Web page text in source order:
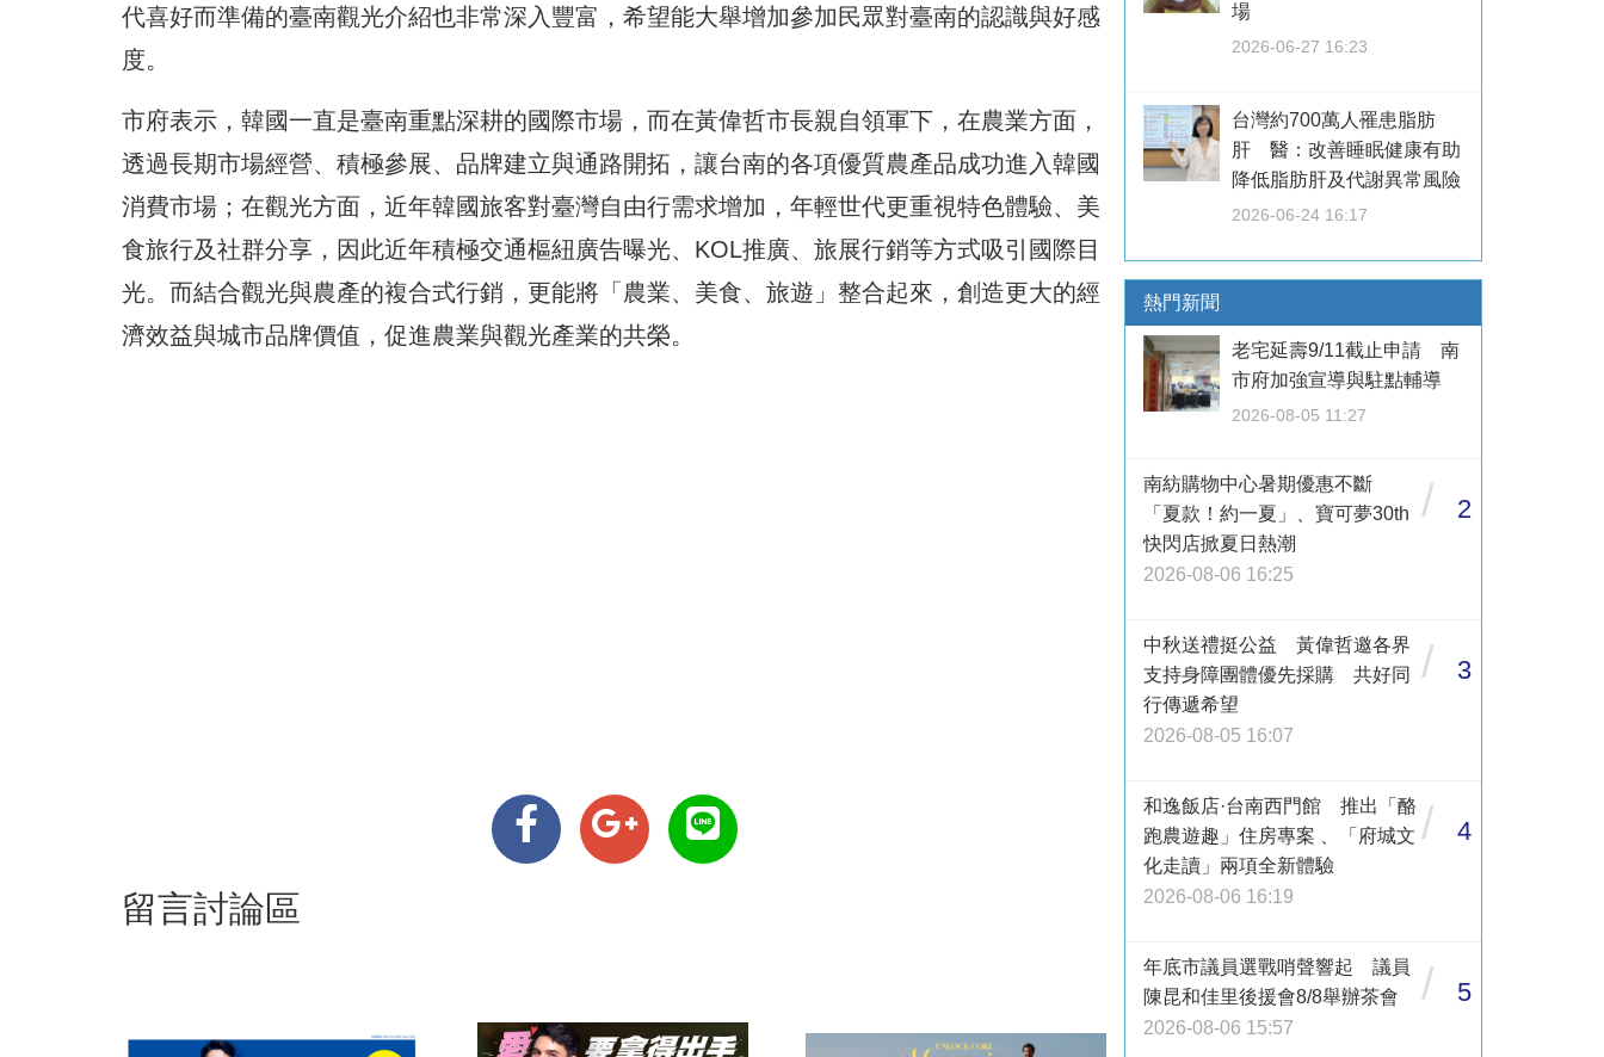
代喜好而準備的臺南觀光介紹也非常深入豐富，希望能大舉增加參加民眾對臺南的認識與好感
度。
市府表示，韓國一直是臺南重點深耕的國際市場，而在黃偉哲市長親自領軍下，在農業方面，
透過長期市場經營、積極參展、品牌建立與通路開拓，讓台南的各項優質農產品成功進入韓國
消費市場；在觀光方面，近年韓國旅客對臺灣自由行需求增加，年輕世代更重視特色體驗、美
食旅行及社群分享，因此近年積極交通樞紐廣告曝光、KOL推廣、旅展行銷等方式吸引國際目
光。而結合觀光與農產的複合式行銷，更能將「農業、美食、旅遊」整合起來，創造更大的經
濟效益與城市品牌價值，促進農業與觀光產業的共榮。
留言討論區
場
2026-06-27 16:23
台灣約700萬人罹患脂肪
肝 醫：改善睡眠健康有助
降低脂肪肝及代謝異常風險
2026-06-24 16:17
熱門新聞
老宅延壽9/11截止申請 南
市府加強宣導與駐點輔導
2026-08-05 11:27
南紡購物中心暑期優惠不斷
「夏款！約一夏」、寶可夢30th
快閃店掀夏日熱潮
2026-08-06 16:25
/ 2
中秋送禮挺公益 黃偉哲邀各界
支持身障團體優先採購 共好同
行傳遞希望
2026-08-05 16:07
/ 3
和逸飯店·台南西門館 推出「酪
跑農遊趣」住房專案 、「府城文
化走讀」兩項全新體驗
2026-08-06 16:19
/ 4
年底市議員選戰哨聲響起 議員
陳昆和佳里後援會8/8舉辦茶會
2026-08-06 15:57
/ 5